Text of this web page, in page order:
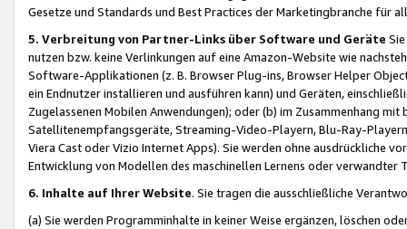
Gesetze und Standards und Best Practices der Marketingbranche für
5. Verbreitung von Partner-Links über Software und Geräte
nutzen bzw. keine Verlinkungen auf eine Amazon-Website wie
Software-Applikationen (z. B. Browser Plug-ins, Browser Helper
ein Endnutzer installieren und ausführen kann) und Geräten,
Zugelassenen Mobilen Anwendungen); oder (b) im Zusammenhang
Satellitenempfangsgeräte, Streaming-Video-Playern, Blu-Ray-
Viera Cast oder Vizio Internet Apps). Sie werden ohne ausdrückliche
Entwicklung von Modellen des maschinellen Lernens oder
6. Inhalte auf Ihrer Website. Sie tragen die ausschließliche
(a) Sie werden Programminhalte in keiner Weise ergänzen, löschen